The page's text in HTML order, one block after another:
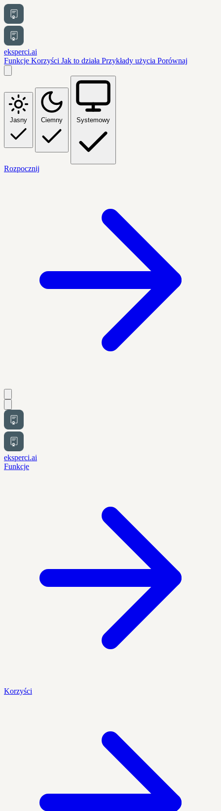
eksperci.ai
Funkcje Korzyści Jak to działa Przykłady użycia Porównaj
Jasny Ciemny Systemowy
Rozpocznij
eksperci.ai
Funkcje
Korzyści